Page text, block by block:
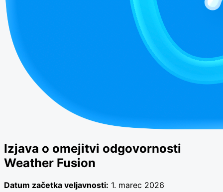
Izjava o omejitvi odgovornosti
Weather Fusion
Datum začetka veljavnosti: 1. marec 2026